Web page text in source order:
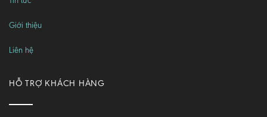
Giới thiệu
Liên hệ
HỖ TRỢ KHÁCH HÀNG